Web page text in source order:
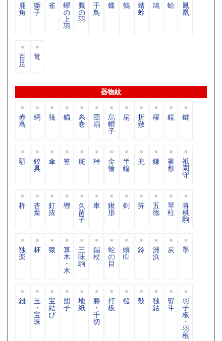
鹿
角
獅
子
雀 蟬
の
上
羽
鷹
の
羽
千
鳥
蝶 鶴 蜻
蛉
鳩 蛤 鳳
凰
百
足
竜
器物紋
赤
鳥
網 筏 錨 糸
巻
団
扇
烏
帽
子
扇 折
敷
櫂 鏡 鍵
額 鉸
具
傘 笠 舵 桛 金
輪
半
鐘
兜 鎌 釜
敷
祇
園
守
杵 杏
葉
釘
抜
轡 久
留
子
車 鍬
形
剣 笄 五
德
琴
柱
将
棋
駒
独
楽
杯 猿 算
木
・
木
三
味
駒
錫
杖
蛇
の
目
頭
巾
鈴 洲
浜
炭 墨
錢 玉
・
宝
珠
宝
結
び
団
子
地
紙
滕
・
千
切
打
板
槌 鼓 独
鈷
熨
斗
羽
子
板
・
羽
根